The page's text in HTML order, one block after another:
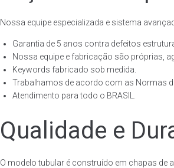
Nossa equipe especializada e sistema
Garantia de 5 anos contra defeitos
Nossa equipe e fabricação são próprias,
Keywords fabricado sob medida.
Trabalhamos de acordo com as Normas
Atendimento para todo o BRASIL.
Qualidade e
O modelo tubular é construído em chapas de